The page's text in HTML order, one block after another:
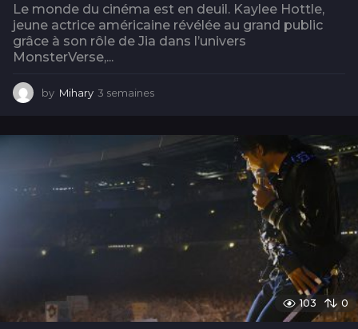
Le monde du cinéma est en deuil. Kaylee Hottle,
jeune actrice américaine révélée au grand public
grâce à son rôle de Jia dans l’univers
MonsterVerse,...
by Mihary 3 semaines
m
s
103 0